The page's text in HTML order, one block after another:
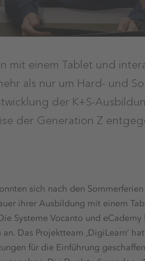
mit einem Tablet und
als nur um Hard- und
der K+S-
der Generation Z
sich nach den
ihrer Ausbildung mit einem
Systeme Vocanto und eCademy
Das Projektteam ‚DigiLearn‘
für die Einführung